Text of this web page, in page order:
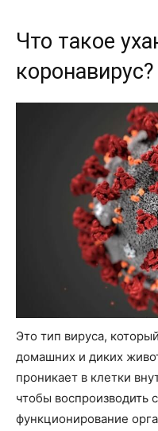
Что такое
коронавирус?
Это тип вируса,
домашних и диких
проникает в клетки
чтобы воспроизводить
функционирование